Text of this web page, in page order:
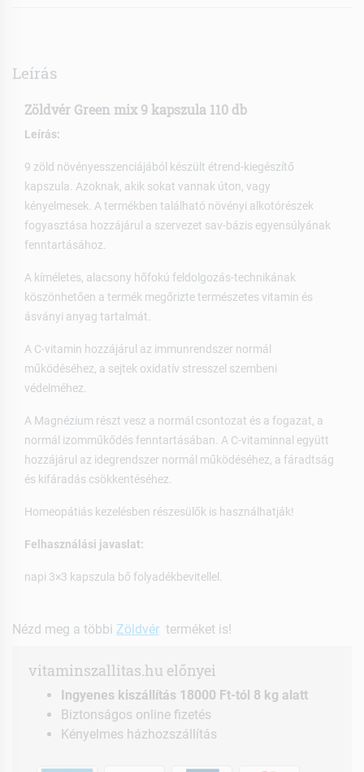
Leírás
Zöldvér Green mix 9 kapszula 110 db
Leírás:
9 zöld növényesszenciájából készült étrend-kiegészítő
kapszula. Azoknak, akik sokat vannak úton, vagy
kényelmesek. A termékben található növényi alkotórészek
fogyasztása hozzájárul a szervezet sav-bázis egyensúlyának
fenntartásához.
A kíméletes, alacsony hőfokú feldolgozás-technikának
köszönhetően a termék megőrizte természetes vitamin és
ásványi anyag tartalmát.
A C-vitamin hozzájárul az immunrendszer normál
működéséhez, a sejtek oxidatív stresszel szembeni
védelméhez.
A Magnézium részt vesz a normál csontozat és a fogazat, a
normál izomműkődés fenntartásában. A C-vitaminnal együtt
hozzájárul az idegrendszer normál működéséhez, a fáradtság
és kifáradás csökkentéséhez.
Homeopátiás kezelésben részesülők is használhatják!
Felhasználási javaslat:
napi 3×3 kapszula bő folyadékbevitellel.
Nézd meg a többi Zöldvér terméket is!
vitaminszallitas.hu előnyei
Ingyenes kiszállítás 18000 Ft-tól 8 kg alatt
Biztonságos online fizetés
Kényelmes házhozszállítás